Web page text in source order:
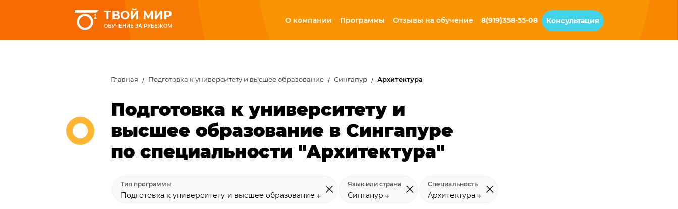
ТВОЙ МИР
ОБУЧЕНИЕ ЗА РУБЕЖОМ
О компании Программы Отзывы на обучение 8(919)358-55-08 Консультация
Главная Подготовка к университету и высшее образование Сингапур Архитектура
Подготовка к университету и
высшее образование в Сингапуре
по специальности "Архитектура"
Тип программы
Подготовка к университету и высшее образование
Язык или страна
Сингапур
Специальность
Архитектура